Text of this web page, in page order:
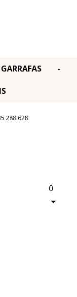
GARRAFAS -
288 628
0